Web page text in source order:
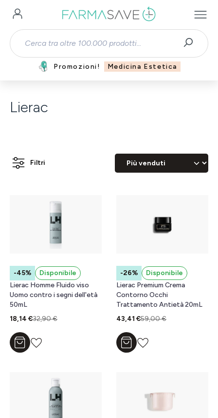
Passa al contenuto principale
Promozioni! Medicina Estetica
Lierac
Filtri
-45%
Disponibile
Lierac Homme Fluido viso
Uomo contro i segni dell'età
50mL
18,14 €32,90 €
Aggiungi al carrello
-26%
Disponibile
Lierac Premium Crema
Contorno Occhi
Trattamento Antietà 20mL
43,41 €59,00 €
Aggiungi al carrello